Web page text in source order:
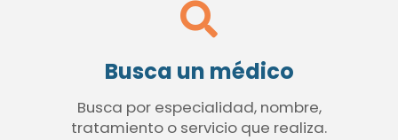
Busca un médico
Busca por especialidad, nombre,
tratamiento o servicio que realiza.